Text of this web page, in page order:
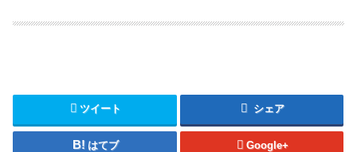
ツイート シェア
はてブ Google+